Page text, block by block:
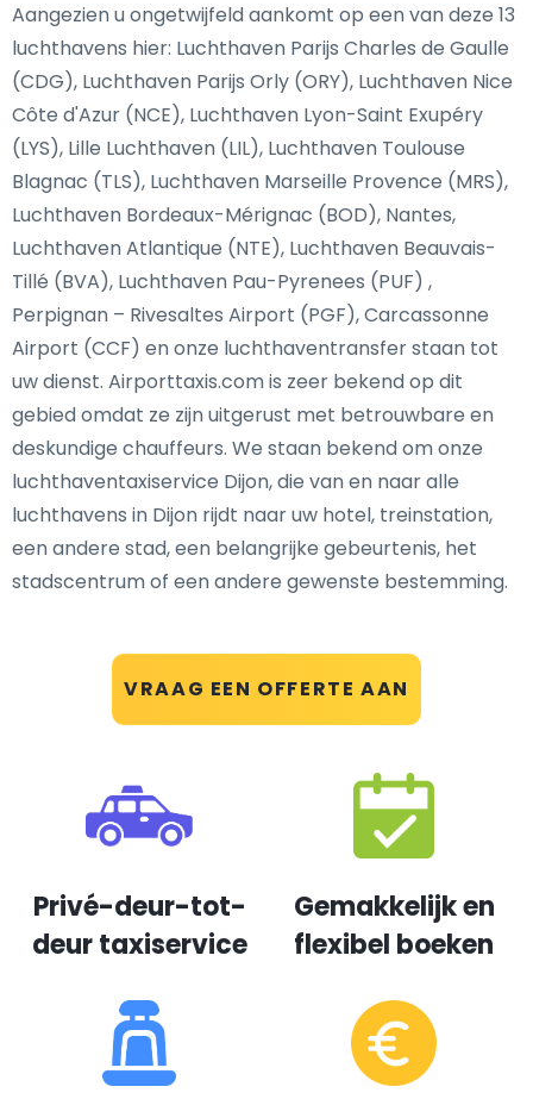
VRAAG EEN OFFERTE AAN
Aangezien u ongetwijfeld aankomt op een van deze 13
luchthavens hier: Luchthaven Parijs Charles de Gaulle
(CDG), Luchthaven Parijs Orly (ORY), Luchthaven Nice
Côte d'Azur (NCE), Luchthaven Lyon-Saint Exupéry
(LYS), Lille Luchthaven (LIL), Luchthaven Toulouse
Blagnac (TLS), Luchthaven Marseille Provence (MRS),
Luchthaven Bordeaux-Mérignac (BOD), Nantes,
Luchthaven Atlantique (NTE), Luchthaven Beauvais-
Tillé (BVA), Luchthaven Pau-Pyrenees (PUF) ,
Perpignan – Rivesaltes Airport (PGF), Carcassonne
Airport (CCF) en onze luchthaventransfer staan tot
uw dienst. Airporttaxis.com is zeer bekend op dit
gebied omdat ze zijn uitgerust met betrouwbare en
deskundige chauffeurs. We staan bekend om onze
luchthaventaxiservice Dijon, die van en naar alle
luchthavens in Dijon rijdt naar uw hotel, treinstation,
een andere stad, een belangrijke gebeurtenis, het
stadscentrum of een andere gewenste bestemming.
Privé-deur-tot-
deur taxiservice
Gemakkelijk en
flexibel boeken